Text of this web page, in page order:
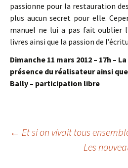
passionne pour la restauration
plus aucun secret pour elle.
manuel ne lui a pas fait oublier
livres ainsi que la passion de
Dimanche 11 mars 2012 – 17h –
présence du réalisateur ainsi
Bally – participation libre
Navigation
← Et si on vivait tous
Les